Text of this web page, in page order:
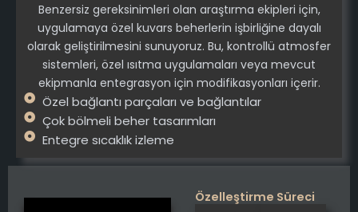
Benzersiz gereksinimleri olan araştırma ekipleri için,
uygulamaya özel kuvars beherlerin işbirliğine dayalı
olarak geliştirilmesini sunuyoruz. Bu, kontrollü atmosfer
sistemleri, özel ısıtma uygulamaları veya mevcut
ekipmanla entegrasyon için modifikasyonları içerir.
Özel bağlantı parçaları ve bağlantılar
Çok bölmeli beher tasarımları
Entegre sıcaklık izleme
Özelleştirme Süreci